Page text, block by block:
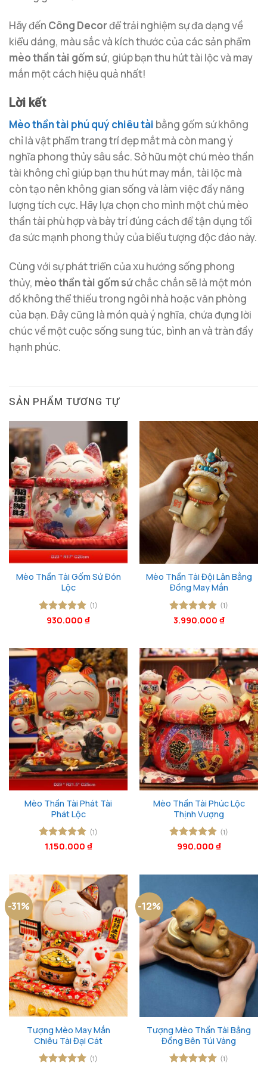
Hãy đến Công Decorđể trải nghiệm sự đa dạng về
kiểu dáng, màu sắc và kích thước của các sản phẩm
mèo thần tài gốm sứ, giúp bạn thu hút tài lộc và may
mắn một cách hiệu quả nhất!
Lời kết
Mèo thần tài phú quý chiêu tài bằng gốm sứ không
chỉ là vật phẩm trang trí đẹp mắt mà còn mang ý
nghĩa phong thủy sâu sắc. Sở hữu một chú mèo thần
tài không chỉ giúp bạn thu hút may mắn, tài lộc mà
còn tạo nên không gian sống và làm việc đầy năng
lượng tích cực. Hãy lựa chọn cho mình một chú mèo
thần tài phù hợp và bày trí đúng cách để tận dụng tối
đa sức mạnh phong thủy của biểu tượng độc đáo này.
Cùng với sự phát triển của xu hướng sống phong
thủy, mèo thần tài gốm sứchắc chắn sẽ là một món
đồ không thể thiếu trong ngôi nhà hoặc văn phòng
của bạn. Đây cũng là món quà ý nghĩa, chứa đựng lời
chúc về một cuộc sống sung túc, bình an và tràn đầy
hạnh phúc.
SẢN PHẨM TƯƠNG TỰ
Mèo Thần Tài Gốm Sứ Đón
Lộc
Được xếp
(1)
930.000 ₫
Mèo Thần Tài Đội Lân Bằng
Đồng May Mắn
Được xếp
(1)
3.990.000 ₫
Mèo Thần Tài Phát Tài
Phát Lộc
Được xếp
(1)
1.150.000 ₫
Mèo Thần Tài Phúc Lộc
Thịnh Vượng
Được xếp
(1)
990.000 ₫
-31%
Tượng Mèo May Mắn
Chiêu Tài Đại Cát
(1)
-12%
Tượng Mèo Thần Tài Bằng
Đồng Bên Túi Vàng
(1)